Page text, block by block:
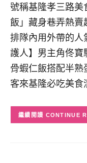
號稱基隆孝三路美
飯」藏身巷弄熱賣
排隊內用外帶的人
護人】男主角佟寶
骨蝦仁飯搭配半
客來基隆必吃美
CONTINUE